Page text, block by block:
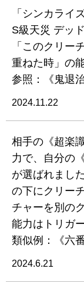
「シンカライ
S級天災 デッ
「このクリー
重ねた時」の
参照：《鬼退
2024.11.22
相手の《超楽
力で、自分の
が選ばれまし
の下にクリー
チャーを別の
能力はトリガ
類似例：《六
2024.6.21